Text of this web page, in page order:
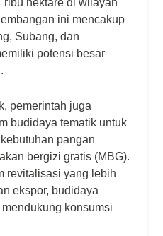
ribu hektare di wilayah
ini mencakup
Subang, dan
potensi besar
pemerintah juga
budidaya tematik untuk
pangan
bergizi gratis (MBG).
revitalisasi yang lebih
ekspor, budidaya
konsumsi